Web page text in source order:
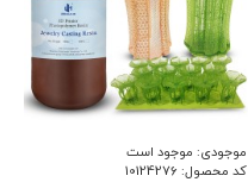
موجودی: موجود است
کد محصول: 10124276